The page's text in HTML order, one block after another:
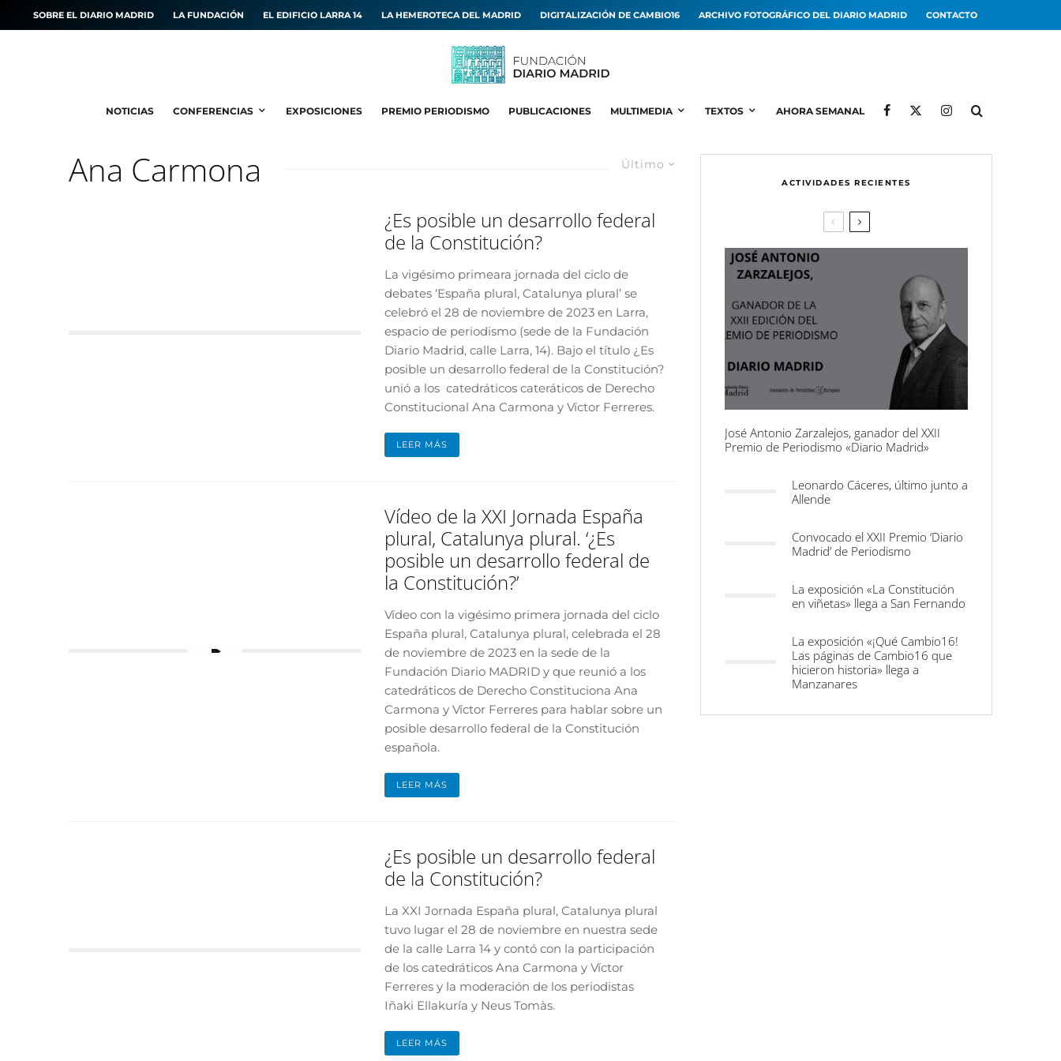
SOBRE EL DIARIO MADRID LA FUNDACIÓN EL EDIFICIO LARRA 14 LA HEMEROTECA DEL MADRID DIGITALIZACIÓN DE CAMBIO16 ARCHIVO FOTOGRÁFICO DEL DIARIO MADRID CONTACTO
NOTICIAS CONFERENCIAS EXPOSICIONES PREMIO PERIODISMO PUBLICACIONES MULTIMEDIA TEXTOS AHORA SEMANAL
Último
Ana Carmona
¿Es posible un desarrollo federal
de la Constitución?
La vigésimo primeara jornada del ciclo de
debates ‘España plural, Catalunya plural’ se
celebró el 28 de noviembre de 2023 en Larra,
espacio de periodismo (sede de la Fundación
Diario Madrid, calle Larra, 14). Bajo el título ¿Es
posible un desarrollo federal de la Constitución?
unió a los catedráticos cateráticos de Derecho
Constitucional Ana Carmona y Víctor Ferreres.
LEER MÁS
Vídeo de la XXI Jornada España
plural, Catalunya plural. ‘¿Es
posible un desarrollo federal de
la Constitución?’
Vídeo con la vigésimo primera jornada del ciclo
España plural, Catalunya plural, celebrada el 28
de noviembre de 2023 en la sede de la
Fundación Diario MADRID y que reunió a los
catedráticos de Derecho Constituciona Ana
Carmona y Víctor Ferreres para hablar sobre un
posible desarrollo federal de la Constitución
española.
LEER MÁS
¿Es posible un desarrollo federal
de la Constitución?
La XXI Jornada España plural, Catalunya plural
tuvo lugar el 28 de noviembre en nuestra sede
de la calle Larra 14 y contó con la participación
de los catedráticos Ana Carmona y Víctor
Ferreres y la moderación de los periodistas
Iñaki Ellakuría y Neus Tomàs.
LEER MÁS
ACTIVIDADES RECIENTES
José Antonio Zarzalejos, ganador del XXII
Premio de Periodismo «Diario Madrid»
Leonardo Cáceres, último junto a
Allende
Convocado el XXII Premio ‘Diario
Madrid’ de Periodismo
La exposición «La Constitución
en viñetas» llega a San Fernando
La exposición «¡Qué Cambio16!
Las páginas de Cambio16 que
hicieron historia» llega a
Manzanares